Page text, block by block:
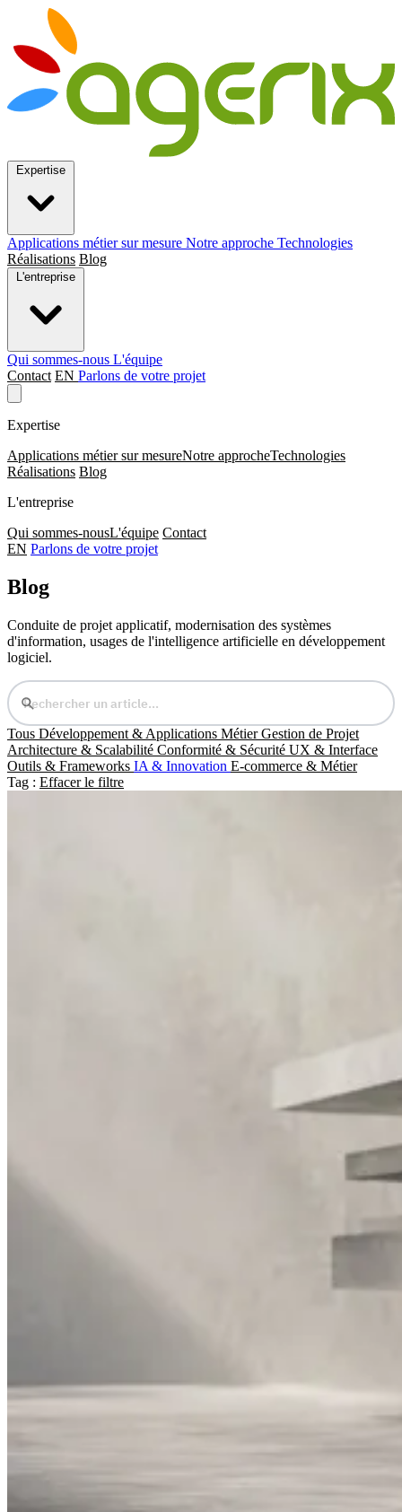
Applications métier sur mesure Notre approche Technologies
Réalisations Blog
Qui sommes-nous L'équipe
Contact EN Parlons de votre projet
Expertise
Applications métier sur mesureNotre approcheTechnologies
Réalisations Blog
L'entreprise
Qui sommes-nousL'équipe Contact
EN Parlons de votre projet
Blog
Conduite de projet applicatif, modernisation des systèmes
d'information, usages de l'intelligence artificielle en développement
logiciel.
Tous Développement & Applications MétierGestion de Projet
Architecture & Scalabilité Conformité & Sécurité UX & Interface
Outils & Frameworks IA & Innovation E-commerce & Métier
Tag : Effacer le filtre